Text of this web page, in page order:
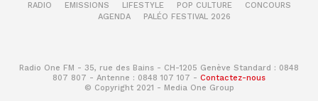
RADIO EMISSIONS LIFESTYLE POP CULTURE
CONCOURS
AGENDA
PALÉO FESTIVAL 2026
Radio One FM - 35, rue des Bains - CH-1205 Genève Standard : 0848
807 807 - Antenne : 0848 107 107 - Contactez-nous
© Copyright 2021 - Media One Group